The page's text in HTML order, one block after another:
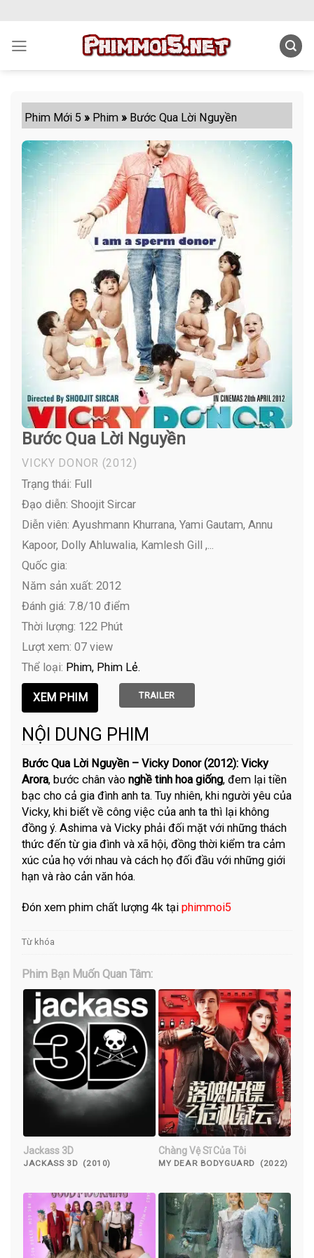
content
Phim Mới 5 » Phim » Bước Qua Lời Nguyền
Bước Qua Lời Nguyền
VICKY DONOR (2012)
Trạng thái: Full
Đạo diễn: Shoojit Sircar
Diễn viên: Ayushmann Khurrana, Yami Gautam, Annu
Kapoor, Dolly Ahluwalia, Kamlesh Gill ,...
Quốc gia:
Năm sản xuất: 2012
Đánh giá: 7.8/10 điểm
Thời lượng: 122 Phút
Lượt xem: 07 view
Thể loại: Phim Phim Lẻ
TRAILER
NỘI DUNG PHIM
Bước Qua Lời Nguyền – Vicky Donor (2012): Vicky
Arora, bước chân vàonghề tinh hoa giống, đem lại tiền
bạc cho cả gia đình anh ta. Tuy nhiên, khi người yêu của
Vicky, khi biết về công việc của anh ta thì lại không
đồng ý. Ashima và Vicky phải đối mặt với những thách
thức đến từ gia đình và xã hội, đồng thời kiểm tra cảm
xúc của họ với nhau và cách họ đối đầu với những giới
hạn và rào cản văn hóa.
Đón xem phim chất lượng 4k tạiphimmoi5
Từ khóa
Phim Bạn Muốn Quan Tâm:
Jackass 3D
JACKASS 3D (2010)
Chàng Vệ Sĩ Của Tôi
MY DEAR BODYGUARD (2022)